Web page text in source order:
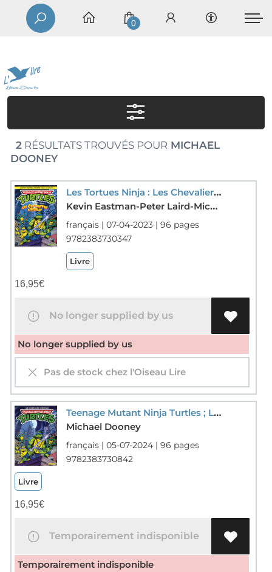
0
2RÉSULTATS TROUVÉS POURMICHAEL
DOONEY
Les Tortues Ninja : Les Chevaliers D'ecailles : Comme A La Tele
Kevin Eastman-Peter Laird-Michael Dooney-Mich Dooney
français | 07-04-2023 | 96 pages
9782383730347
Livre
16,95€
No longer supplied by us
No longer supplied by us
Pas de stock chez l'Oiseau Lire
Teenage Mutant Ninja Turtles ; Les Tortues Ninja : Les Chevaliers D'ecaille
Michael Dooney
français | 05-07-2024 | 96 pages
9782383730842
Livre
16,95€
Temporairement indisponible
Temporairement indisponible